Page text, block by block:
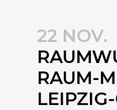
22 NOV.
RAUM-